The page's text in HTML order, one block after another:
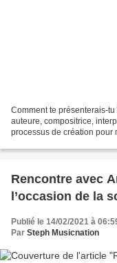
Comment te présenterais-
auteure, compositrice,
processus de création pour
Rencontre avec
l’occasion de la
Publié le 14/02/2021 à
Par Steph Musicnation